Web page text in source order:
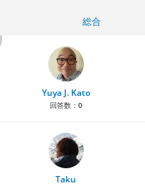
総合
Yuya J. Kato
回答数： 0
Taku